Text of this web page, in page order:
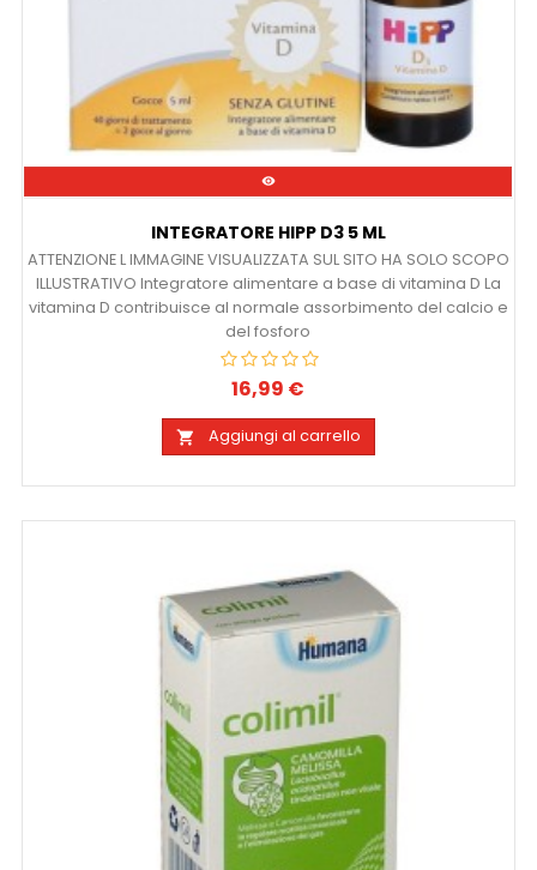

INTEGRATORE HIPP D3 5 ML
ATTENZIONE L IMMAGINE VISUALIZZATA SUL SITO HA SOLO SCOPO
ILLUSTRATIVO Integratore alimentare a base di vitamina D La
vitamina D contribuisce al normale assorbimento del calcio e
del fosforo
Prezzo
16,99 €
 Aggiungi al carrello